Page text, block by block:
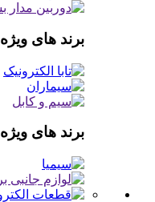
برند های ویژه
برند های ویژه